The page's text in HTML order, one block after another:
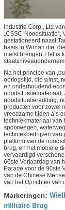
Industrie Corp., Ltd
„CSSC-
gestationeerd naast
basis in Wuhan die,
markt brengen. Het is
Na het principe van
oorlogstijd, die winst,
en onderhoudend
noodsituatiemateriaal,
noodsituatieredding,
producten voor zowel
vreedzame tijden als
techniekmateriaal van
spoorwegen,
techniekbedrijven van
platform van de
brug, en het mobiele
vervaardigd
60ste Verjaardag van
Parade voor de 90ste
van de Chinese
van het Oprichten van
Markeringen:
militaire Brug